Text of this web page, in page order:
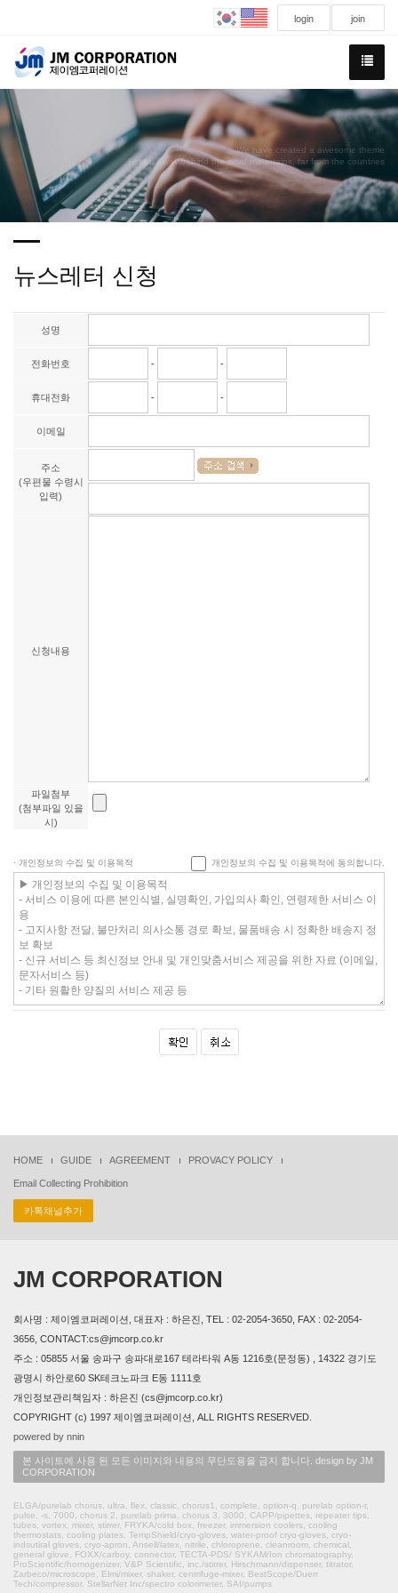
login join
We have created a awesome theme
Far far away,behind the word mountains, far from the countries
뉴스레터 신청
성명
전화번호 - -
휴대전화 - -
이메일
주소
(우편물 수령시
입력)
신청내용
파일첨부
(첨부파일 있을
시)
· 개인정보의 수집 및 이용목적 개인정보의 수집 및 이용목적에 동의합니다.
HOME GUIDE AGREEMENT PROVACY POLICY
Email Collecting Prohibition
카톡채널추가
JM CORPORATION
회사명 : 제이엠코퍼레이션, 대표자 : 하은진, TEL : 02-2054-3650, FAX : 02-2054-
3656, CONTACT:cs@jmcorp.co.kr
주소 : 05855 서울 송파구 송파대로167 테라타워 A동 1216호(문정동) , 14322 경기도
광명시 하안로60 SK테크노파크 E동 1111호
개인정보관리책임자 : 하은진 (cs@jmcorp.co.kr)
COPYRIGHT (c) 1997 제이엠코퍼레이션, ALL RIGHTS RESERVED.
powered by nnin
본 사이트에 사용 된 모든 이미지와 내용의 무단도용을 금지 합니다. design by JM
CORPORATION
ELGA/purelab chorus, ultra, flex, classic, chorus1, complete, option-q, purelab option-r,
pulse, -s, 7000, chorus 2, purelab prima, chorus 3, 3000, CAPP/pipettes, repeater tips,
tubes, vortex, mixer, stirrer, FRYKA/cold box, freezer, immersion coolers, cooling
thermostats, cooling plates, TempShield/cryo-gloves, water-proof cryo-gloves, cryo-
indsutiral gloves, cryo-apron, Ansell/latex, nitrile, chloroprene, cleanroom, chemical,
general glove, FOXX/carboy, connector, TECTA-PDS/ SYKAM/Ion chromatography,
ProScientific/homogenizer, V&P Scientific, inc./stirrer, Hirschmann/dispenser, titrator,
Zarbeco/microscope, Elmi/mixer, shaker, centrifuge-mixer, BestScope/Duerr
Tech/compressor, StellarNet Inc/spectro colorimeter, SAI/pumps